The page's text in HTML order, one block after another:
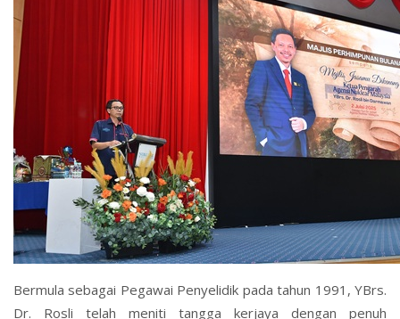
Bermula sebagai Pegawai Penyelidik pada tahun 1991, YBrs.
Dr. Rosli telah meniti tangga kerjaya dengan penuh